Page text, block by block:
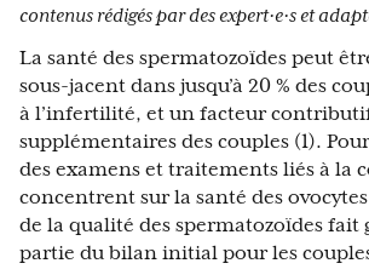
contenus rédigés par des expert·e·s et
La santé des spermatozoïdes peut
sous-jacent dans jusqu’à 20 % des
à l’infertilité, et un facteur contributif
supplémentaires des couples (1).
des examens et traitements liés à la
concentrent sur la santé des
de la qualité des spermatozoïdes fait
partie du bilan initial pour les